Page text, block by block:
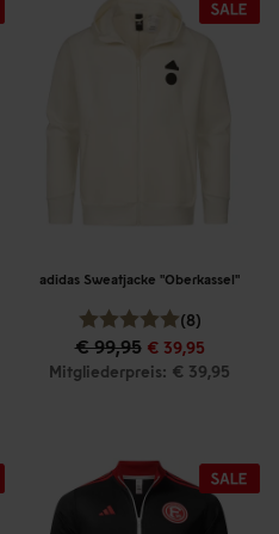
adidas Sweatjacke "Oberkassel"
(8)
€ 99,95 € 39,95
Mitgliederpreis: € 39,95